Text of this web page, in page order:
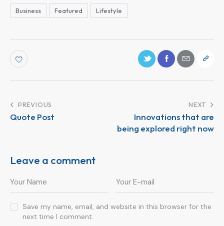
Business Featured Lifestyle
PREVIOUS
Quote Post
NEXT
Innovations that are
being explored right now
Leave a comment
Save my name, email, and website in this browser for the
next time I comment.